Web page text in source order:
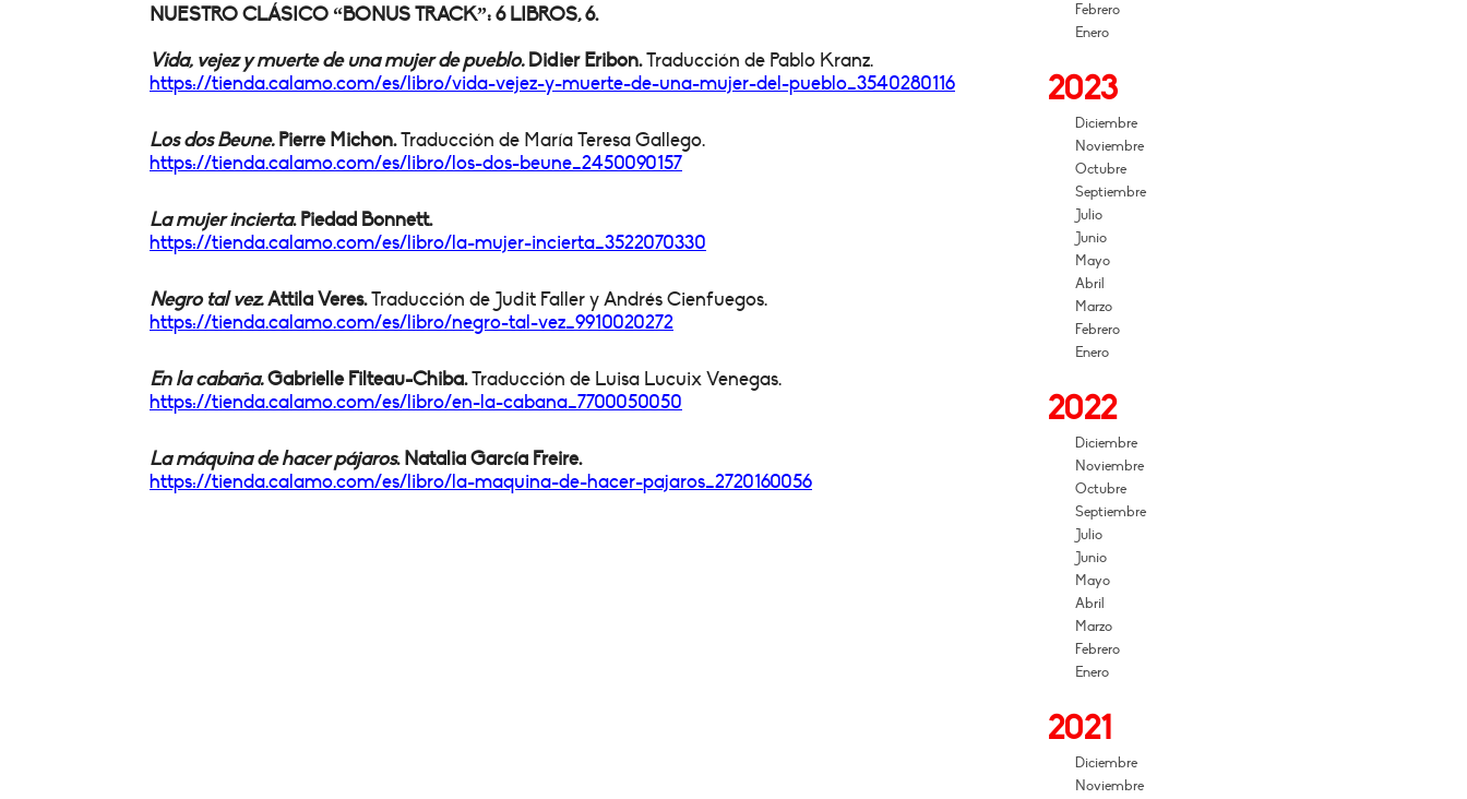
NUESTRO CLÁSICO “BONUS TRACK”: 6 LIBROS, 6.
Vida, vejez y muerte de una mujer de pueblo.Didier Eribon.Traducción de Pablo Kranz.
https://tienda.calamo.com/es/ libro/vida-vejez-y-muerte-de-una-mujer-del-pueblo_3540280116
Los dos Beune.Pierre Michon.Traducción de María Teresa Gallego.
https://tienda.calamo.com/es/ libro/los-dos-beune_2450090157
La mujer incierta. Piedad Bonnett.
https://tienda.calamo.com/es/ libro/la-mujer-incierta_3522070330
Negro tal vez.Attila Veres.Traducción de Judit Faller y Andrés Cienfuegos.
https://tienda.calamo.com/es/ libro/negro-tal-vez_9910020272
En la cabaña.Gabrielle Filteau-Chiba.Traducción de Luisa Lucuix Venegas.
https://tienda.calamo.com/es/ libro/en-la-cabana_7700050050
La máquina de hacer pájaros. Natalia García Freire.
https://tienda.calamo.com/es/ libro/la-maquina-de-hacer-pajaros_2720160056
Febrero
Enero
2023
Diciembre
Noviembre
Octubre
Septiembre
Julio
Junio
Mayo
Abril
Marzo
Febrero
Enero
2022
Diciembre
Noviembre
Octubre
Septiembre
Julio
Junio
Mayo
Abril
Marzo
Febrero
Enero
2021
Diciembre
Noviembre